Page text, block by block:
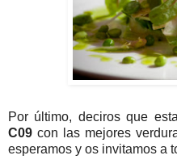
Por último, deciros que
C09 con las mejores
esperamos y os invitamos a